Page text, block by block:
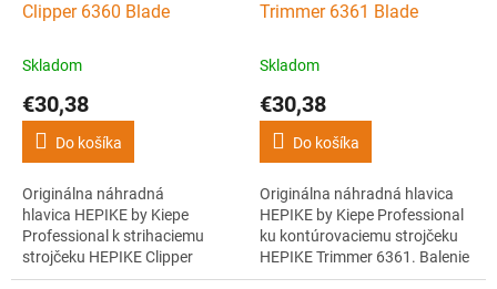
Clipper 6360 Blade
Skladom
€30,38
Do košíka
Originálna náhradná
hlavica HEPIKE by Kiepe
Professional k strihaciemu
strojčeku HEPIKE Clipper
6360. Balenie obsahuje vrchný
Trimmer 6361 Blade
Skladom
€30,38
Do košíka
Originálna náhradná hlavica
HEPIKE by Kiepe Professional
ku kontúrovaciemu strojčeku
HEPIKE Trimmer 6361. Balenie
obsahuje vrchný aj spodný